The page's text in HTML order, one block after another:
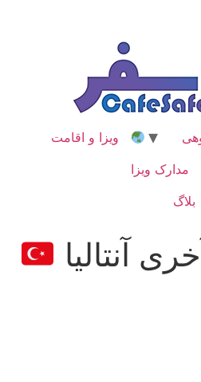
ویزا و اقامت
مدارک ویزا
آنتالیا